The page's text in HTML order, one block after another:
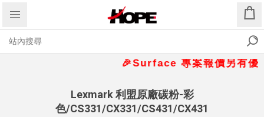
🎉Surface 專案報價另有優
Lexmark 利盟原廠碳粉-彩
色/CS331/CX331/CS431/CX431